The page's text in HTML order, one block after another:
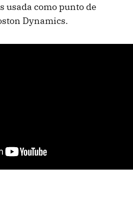
usada como punto de
Dynamics.